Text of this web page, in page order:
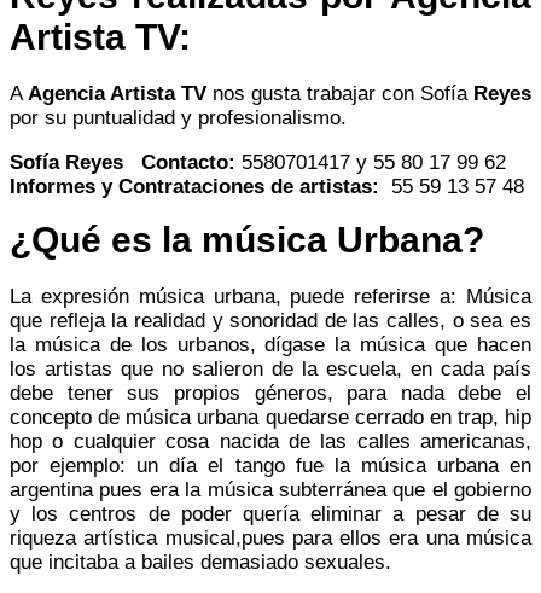
Artista TV:
A Agencia Artista TV nos gusta trabajar con Sofía Reyes
por su puntualidad y profesionalismo.
Sofía Reyes Contacto: 5580701417 y 55 80 17 99 62
Informes y Contrataciones de artistas:
55 59 13 57 48
¿Qué es la música Urbana?
La expresión música urbana, puede referirse a: Música
que refleja la realidad y sonoridad de las calles, o sea es
la música de los urbanos, dígase la música que hacen
los artistas que no salieron de la escuela, en cada país
debe tener sus propios géneros, para nada debe el
concepto de música urbana quedarse cerrado en trap, hip
hop o cualquier cosa nacida de las calles americanas,
por ejemplo: un día el tango fue la música urbana en
argentina pues era la música subterránea que el gobierno
y los centros de poder quería eliminar a pesar de su
riqueza artística musical,pues para ellos era una música
que incitaba a bailes demasiado sexuales.